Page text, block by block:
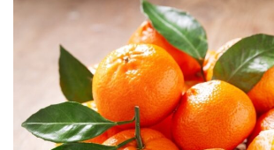
‘ईयुमा डट कम’ले
औपचारिक सेवा